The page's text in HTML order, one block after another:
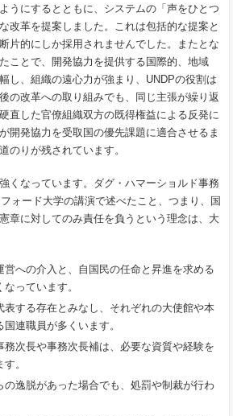
うにするとともに、システムの「声をひとつ
改革を提案しました。これは包括的な提案と
片的にしか採用されませんでした。またとな
ことで、開発協力を提供する国際的、地域
し、組織の遠心力が強まり、UNDPの役割は
の改革への取り組みでも、同じ主張が繰り返
直した官僚組織双方の既得権益による反発に
開発協力を受取国の優先課題に適合させるま
のりが残されています。
くなっています。ダグ・ハマーショルド事務
ォード大学の講演で述べたこと、つまり、国
章に対してのみ責任を負うという理念は、大
営への介入と、自国民の任命と昇進を求める
っています。
表する存在とみなし、それぞれの大使館や本
連職員が多くいます。
務次長や事務次長補は、必要な資質や経験を
。
の逸脱があった場合でも、処罰や制裁が行わ